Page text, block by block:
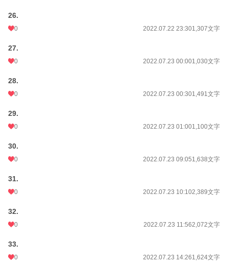
26.
0 2022.07.22 23:301,307文字
27.
0 2022.07.23 00:001,030文字
28.
0 2022.07.23 00:301,491文字
29.
0 2022.07.23 01:001,100文字
30.
0 2022.07.23 09:051,638文字
31.
0 2022.07.23 10:102,389文字
32.
0 2022.07.23 11:562,072文字
33.
0 2022.07.23 14:261,624文字